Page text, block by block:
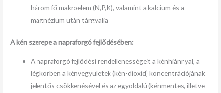
három fő makroelem (N,P,K), valamint a kalcium és a
magnézium után tárgyalja
A kén szerepe a napraforgó fejlődésében:
A napraforgó fejlődési rendellenességeit a kénhiánnyal, a
légkörben a kénvegyületek (kén-dioxid) koncentrációjának
jelentős csökkenésével és az egyoldalú (kénmentes, illetve